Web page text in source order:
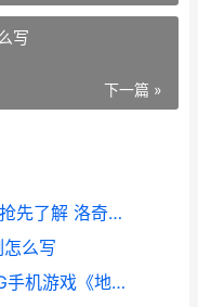
写
下一篇 »
《洛奇英雄传》菲欧纳面部优化抢先了解 洛奇英雄传反抗命运
么写
3000万玩家期待的暗黑冒险RPG手机游戏《地下城堡4》今天全平台公开测试上线 三千多万粉丝的游戏主播